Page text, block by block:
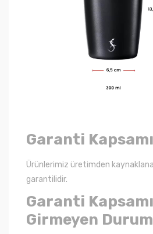
Garanti Kapsamı
Ürünlerimiz üretimden
garantilidir.
Garanti
Girmeyen